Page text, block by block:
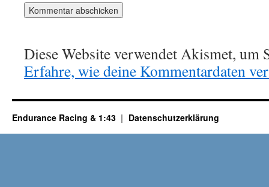
Diese Website verwendet Akismet, um
Erfahre, wie deine Kommentardaten
Endurance Racing & 1:43 Datenschutzerklärung